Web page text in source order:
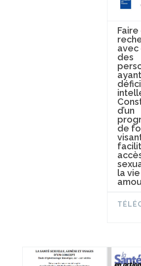
avec
des
d’un
de
la vie